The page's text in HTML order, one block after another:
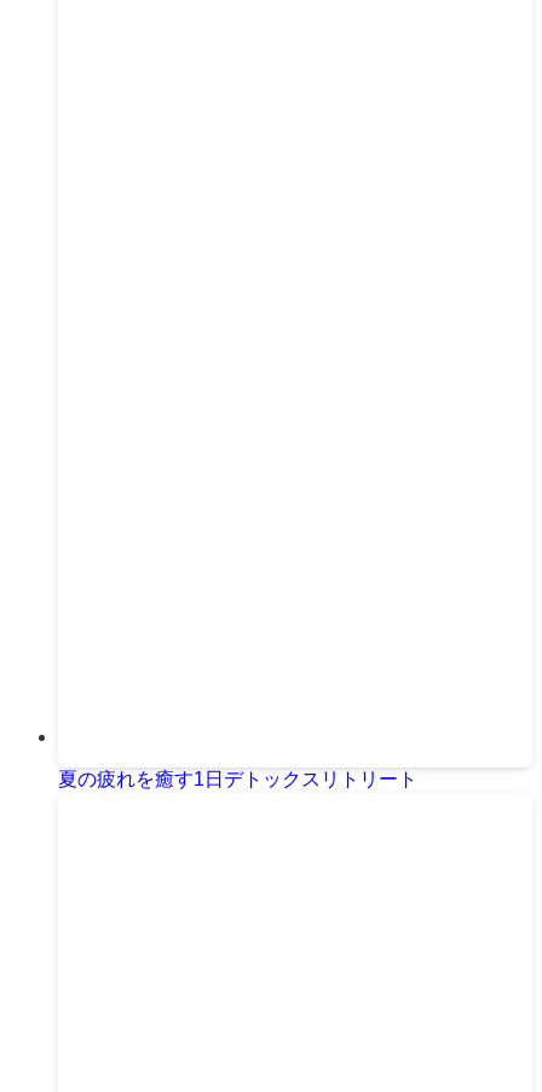
夏の疲れを癒す1日デトックスリトリート